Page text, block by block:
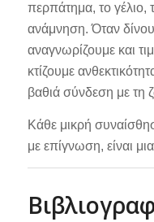
περπάτημα, το
ανάμνηση. Όταν
αναγνωρίζουμε και
κτίζουμε
βαθιά σύνδεση με τη
Κάθε μικρή
με επίγνωση, είναι